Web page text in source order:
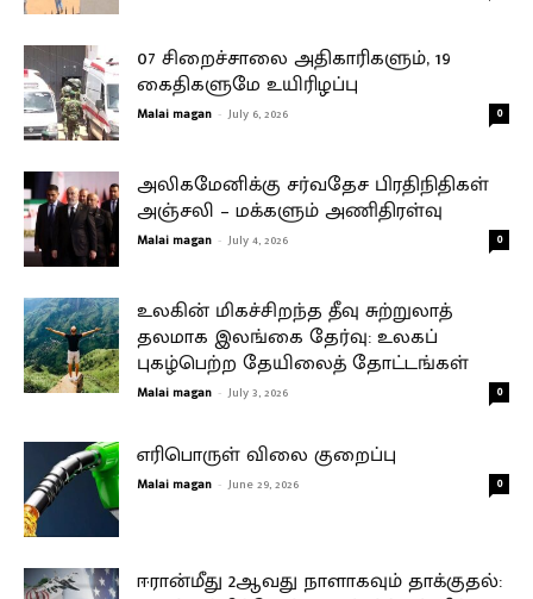
07 சிறைச்சாலை அதிகாரிகளும், 19
கைதிகளுமே உயிரிழப்பு
Malai magan - July 6, 2026 0
அலிகமேனிக்கு சர்வதேச பிரதிநிதிகள்
அஞ்சலி – மக்களும் அணிதிரள்வு
Malai magan - July 4, 2026 0
உலகின் மிகச்சிறந்த தீவு சுற்றுலாத்
தலமாக இலங்கை தேர்வு: உலகப்
புகழ்பெற்ற தேயிலைத் தோட்டங்கள்
Malai magan - July 3, 2026 0
எரிபொருள் விலை குறைப்பு
Malai magan - June 29, 2026 0
ஈரான்மீது 2ஆவது நாளாகவும் தாக்குதல்: